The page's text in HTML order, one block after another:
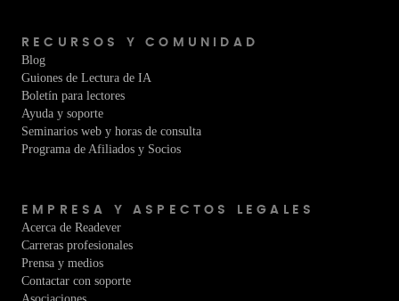
RECURSOS Y COMUNIDAD
Blog
Guiones de Lectura de IA
Boletín para lectores
Ayuda y soporte
Seminarios web y horas de consulta
Programa de Afiliados y Socios
EMPRESA Y ASPECTOS LEGALES
Acerca de Readever
Carreras profesionales
Prensa y medios
Contactar con soporte